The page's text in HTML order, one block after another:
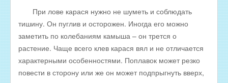
При лове карася нужно не шуметь и соблюдать
тишину. Он пуглив и осторожен. Иногда его можно
заметить по колебаниям камыша – он трется о
растение. Чаще всего клев карася вял и не отличается
характерными особенностями. Поплавок может резко
повести в сторону или же он может подпрыгнуть вверх,